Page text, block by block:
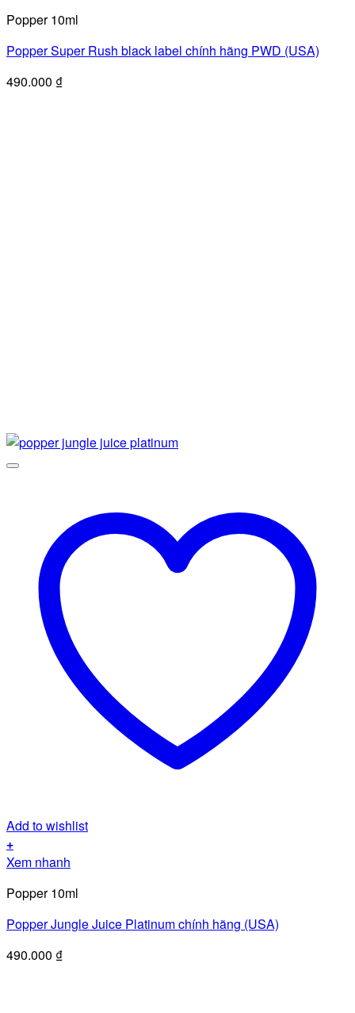
Popper 10ml
Popper Super Rush black label chính hãng PWD (USA)
490.000 ₫
Add to wishlist
+
Xem nhanh
Popper 10ml
Popper Jungle Juice Platinum chính hãng (USA)
490.000 ₫